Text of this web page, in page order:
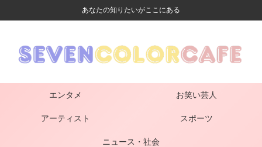
あなたの知りたいがここにある
エンタメ お笑い芸人
アーティスト スポーツ
ニュース・社会